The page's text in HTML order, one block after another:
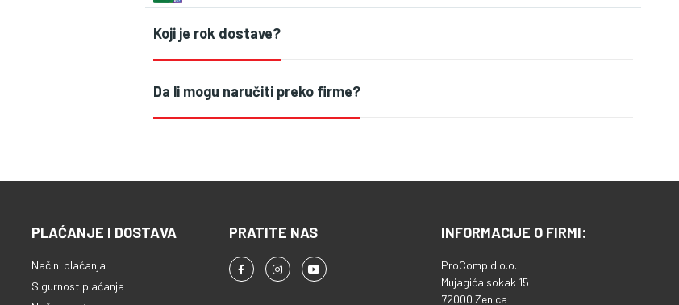
Koji je rok dostave?
Da li mogu naručiti preko firme?
PLAĆANJE I DOSTAVA
Načini plaćanja
Sigurnost plaćanja
PRATITE NAS INFORMACIJE O FIRMI:
ProComp d.o.o.
Mujagića sokak 15
72000 Zenica